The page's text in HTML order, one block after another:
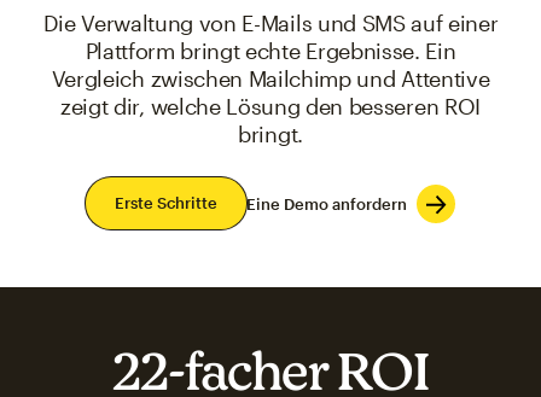
Die Verwaltung von E-Mails und SMS auf einer
Plattform bringt echte Ergebnisse. Ein
Vergleich zwischen Mailchimp und Attentive
zeigt dir, welche Lösung den besseren ROI
bringt.
Erste Schritte Eine Demo anfordern
22-facher ROI